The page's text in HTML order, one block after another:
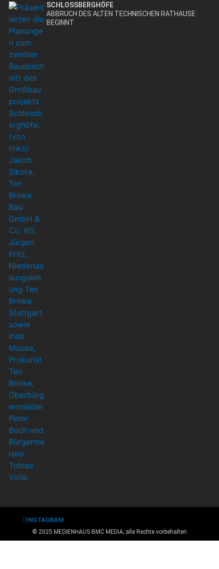
SCHLOSSBERGHÖFE
ABBRUCH DES ALTEN TECHNISCHEN RATHAUSE
BEGINNT
INSTAGRAM
© 2025 MEDIENHAUS BMC MEDIA; alle Rechte vorbehalten